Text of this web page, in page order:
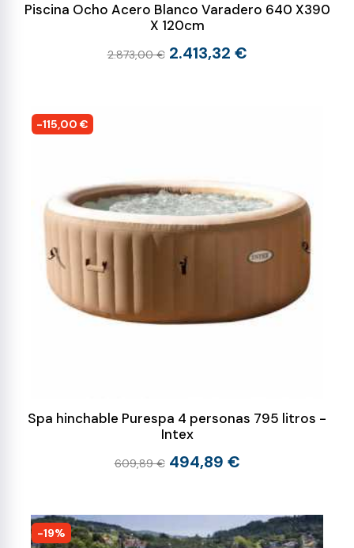
Piscina Ocho Acero Blanco Varadero 640 X390
X 120cm
2.873,00 € 2.413,32 €
-115,00 €
Spa hinchable Purespa 4 personas 795 litros -
Intex
609,89 € 494,89 €
-19%